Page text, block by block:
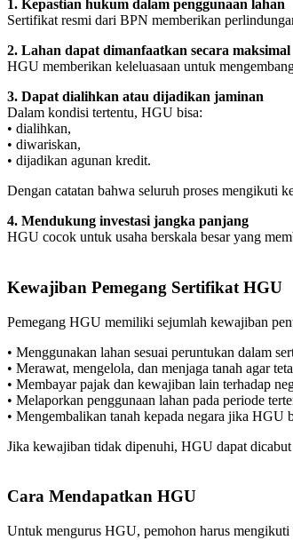
1. Kepastian hukum dalam penggunaan lahan
Sertifikat resmi dari BPN memberikan
2. Lahan dapat dimanfaatkan secara maksimal
HGU memberikan keleluasaan untuk
3. Dapat dialihkan atau dijadikan jaminan
Dalam kondisi tertentu, HGU bisa:
• dialihkan,
• diwariskan,
• dijadikan agunan kredit.
Dengan catatan bahwa seluruh proses mengikuti
4. Mendukung investasi jangka panjang
HGU cocok untuk usaha berskala besar yang
Kewajiban Pemegang Sertifikat HGU
Pemegang HGU memiliki sejumlah kewajiban
• Menggunakan lahan sesuai peruntukan dalam
• Merawat, mengelola, dan menjaga tanah agar
• Membayar pajak dan kewajiban lain terhadap
• Melaporkan penggunaan lahan pada periode
• Mengembalikan tanah kepada negara jika HGU
Jika kewajiban tidak dipenuhi, HGU dapat dicabut
Cara Mendapatkan HGU
Untuk mengurus HGU, pemohon harus mengikuti